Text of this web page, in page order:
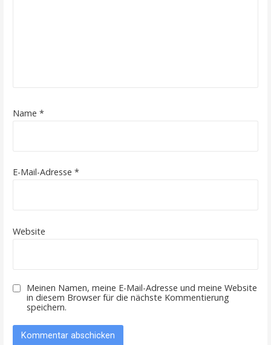
Name *
E-Mail-Adresse *
Website
Meinen Namen, meine E-Mail-Adresse und meine Website
in diesem Browser für die nächste Kommentierung
speichern.